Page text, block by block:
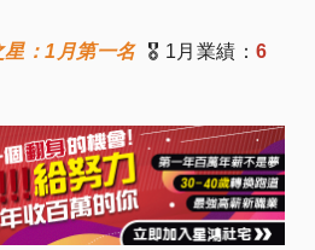
：1月第一名 🎖️ 1月業績： 6